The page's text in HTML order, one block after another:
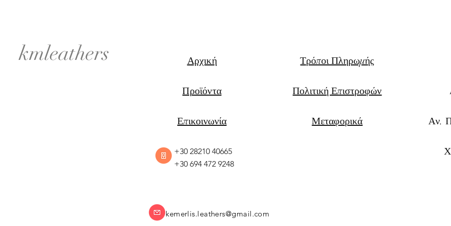
kmleathers Αρχική
Προϊόντα
Επικοινωνία
+30 28210 40665
+30 694 472 9248
kemerlis.leathers@gmail.com
Τρόποι Πληρωμής
Πολιτική Επιστροφών
Μεταφορικά Αν.